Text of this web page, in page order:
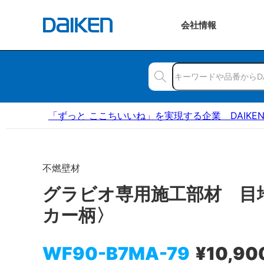
会社情報
「ずっと ここちいいね」を実現する企業 DAIKEN
不燃壁材
グラビオ専用施工部材
カー柄〉
WF90-B7MA-79